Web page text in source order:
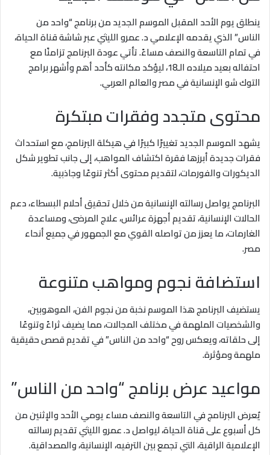
ينطلق يوم الأحد المقبل الموسم الجديد من برنامج “واحد من
الناس” الذي يقدمه الإعلامي د. عمرو الليثي عبر شاشة قناة الحياة،
في تمام التاسعة والنصف مساءً. تأتي عودة البرنامج تزامنًا مع
احتفاله بعيد ميلاده الـ18، ليؤكد مكانته كأحد أهم وأشهر برامج
التوك شو الإنسانية في مصر والعالم العربي.
محتوى متجدد وفقرات مبتكرة
يشهد الموسم الجديد تغييرًا كبيرًا في هيكلة البرنامج، مع استحداث
فقرات جديدة أبرزها فقرة اكتشاف المواهب، إلى جانب تطوير شكل
الديكورات والفورمات، لتقديم محتوى أكثر تنوعًا وجاذبية.
البرنامج يواصل رسالته الإنسانية من خلال تحقيق أحلام البسطاء، دعم
الحالات الإنسانية، تقديم أجهزة عرائس، علاج المرضى، ومساعدة
الغارمات، ما يعزز من تواصله القوي مع الجمهور في جميع أنحاء
مصر.
استضافة نجوم ومواهب متنوعة
يستضيف البرنامج هذا الموسم نخبة من نجوم الفن، الموهوبين،
والشخصيات الملهمة في مختلف المجالات، مما يضيف ثراءً وتنوعًا
إلى حلقاته، ويعكس روح “واحد من الناس” في تقديم قصص حقيقية
ملهمة ومؤثرة.
مواعيد عرض برنامج “واحد من الناس”
يُعرض البرنامج في التاسعة والنصف مساء يومي الأحد والإثنين من
كل أسبوع على قناة الحياة، ليواصل د. عمرو الليثي تقديم رسالته
الإعلامية الراقية، التي تجمع بين الترفيه، الإنسانية، والمصداقية.